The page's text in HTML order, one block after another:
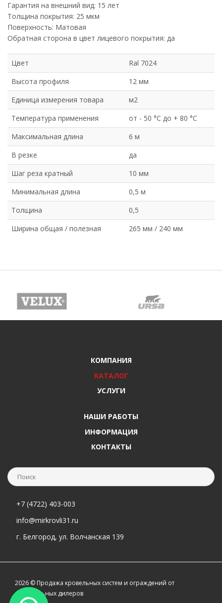
Гарантия на внешний вид: 15 лет
Толщина покрытия: 25 мкм
Поверхность: Матовая
Обратная сторона в цвет лицевого покрытия: да
Цвет
Ral 7024
Высота профиля
12 мм
Единица измерения товара
м2
Температура применения
от - 50 °C до + 80 °C
Максимальная длина
6 м
В резке
да
Шаг реза кратный
10 мм
Минимальная длина
0,5 м
Толщина
0,5
Ширина общая / полезная
265 мм / 240 мм
КОМПАНИЯ
КАТАЛОГ
УСЛУГИ
НАШИ РАБОТЫ
ИНФОРМАЦИЯ
КОНТАКТЫ
+7 (4722) 403-003
info@mirkrovli31.ru
г. Белгород, ул. Волчанская 139
2026 © Продажа кровельных систем и ограждений от
официальных дилеров